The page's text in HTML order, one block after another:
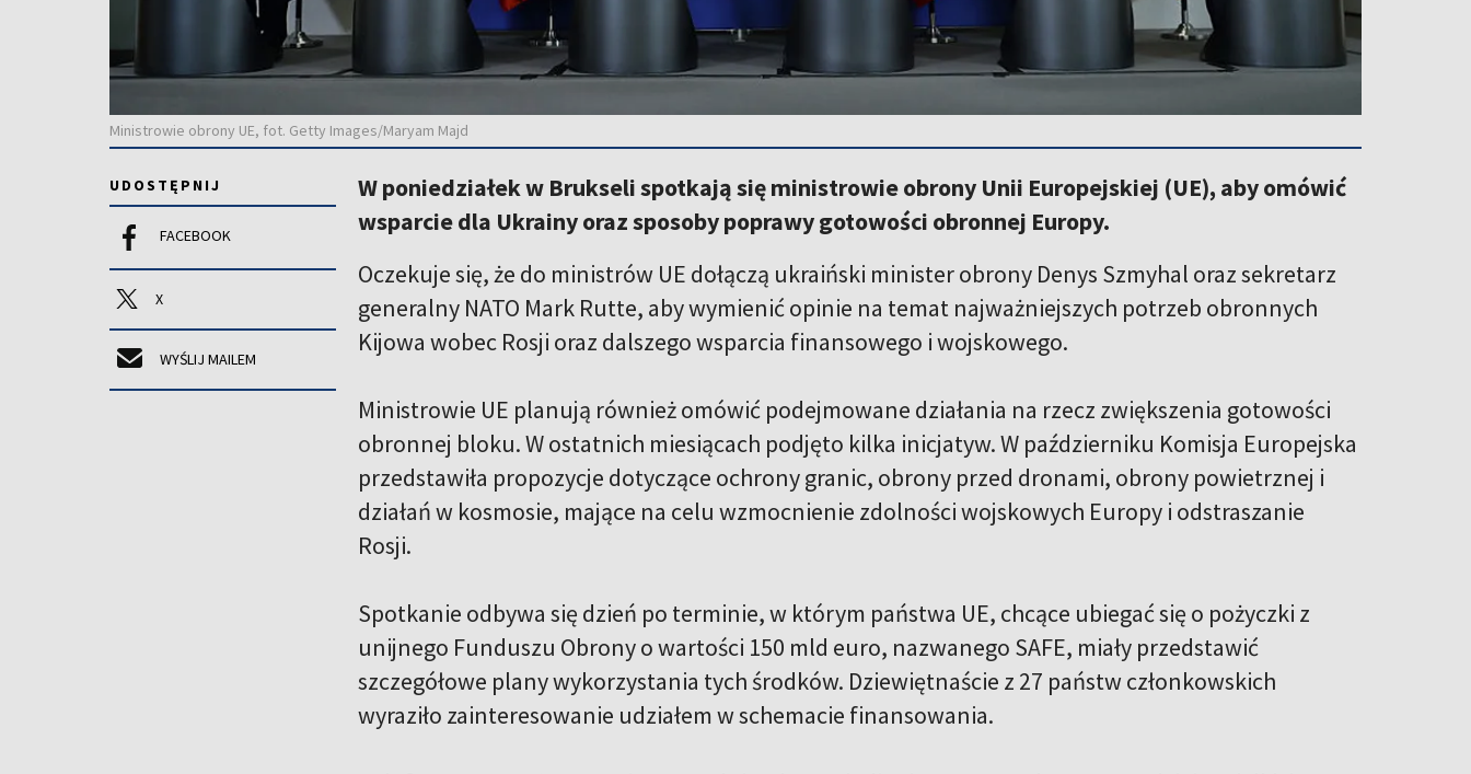
Ministrowie obrony UE, fot. Getty Images/Maryam Majd
UDOSTĘPNIJ
FACEBOOK
X
WYŚLIJ MAILEM
W poniedziałek w Brukseli spotkają się ministrowie obrony Unii Europejskiej (UE), aby omówić
wsparcie dla Ukrainy oraz sposoby poprawy gotowości obronnej Europy.
Oczekuje się, że do ministrów UE dołączą ukraiński minister obrony Denys Szmyhal oraz sekretarz
generalny NATO Mark Rutte, aby wymienić opinie na temat najważniejszych potrzeb obronnych
Kijowa wobec Rosji oraz dalszego wsparcia finansowego i wojskowego.
Ministrowie UE planują również omówić podejmowane działania na rzecz zwiększenia gotowości
obronnej bloku. W ostatnich miesiącach podjęto kilka inicjatyw. W październiku Komisja Europejska
przedstawiła propozycje dotyczące ochrony granic, obrony przed dronami, obrony powietrznej i
działań w kosmosie, mające na celu wzmocnienie zdolności wojskowych Europy i odstraszanie
Rosji.
Spotkanie odbywa się dzień po terminie, w którym państwa UE, chcące ubiegać się o pożyczki z
unijnego Funduszu Obrony o wartości 150 mld euro, nazwanego SAFE, miały przedstawić
szczegółowe plany wykorzystania tych środków. Dziewiętnaście z 27 państw członkowskich
wyraziło zainteresowanie udziałem w schemacie finansowania.